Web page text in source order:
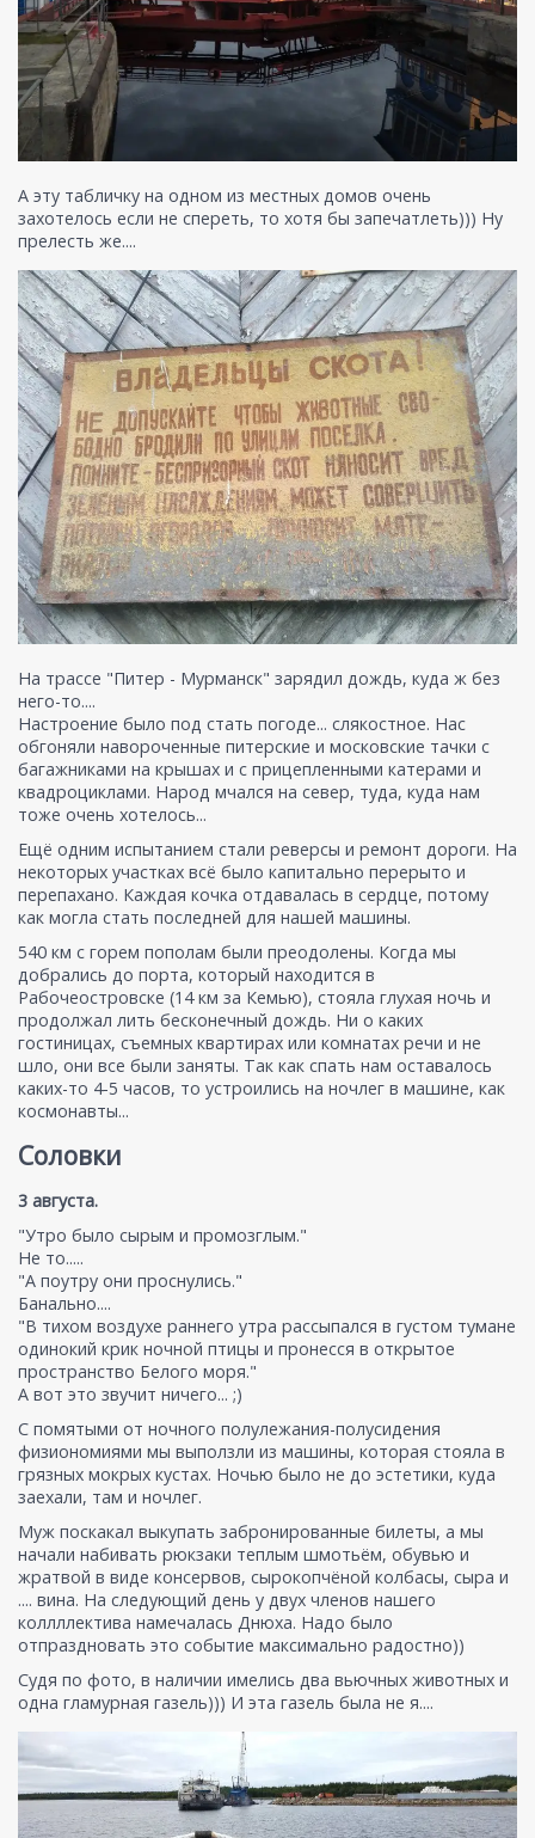
А эту табличку на одном из местных домов очень
захотелось если не спереть, то хотя бы запечатлеть))) Ну
прелесть же....
На трассе "Питер - Мурманск" зарядил дождь, куда ж без
него-то....
Настроение было под стать погоде... слякостное. Нас
обгоняли навороченные питерские и московские тачки с
багажниками на крышах и с прицепленными катерами и
квадроциклами. Народ мчался на север, туда, куда нам
тоже очень хотелось...
Ещё одним испытанием стали реверсы и ремонт дороги. На
некоторых участках всё было капитально перерыто и
перепахано. Каждая кочка отдавалась в сердце, потому
как могла стать последней для нашей машины.
540 км с горем пополам были преодолены. Когда мы
добрались до порта, который находится в
Рабочеостровске (14 км за Кемью), стояла глухая ночь и
продолжал лить бесконечный дождь. Ни о каких
гостиницах, съемных квартирах или комнатах речи и не
шло, они все были заняты. Так как спать нам оставалось
каких-то 4-5 часов, то устроились на ночлег в машине, как
космонавты...
Соловки
3 августа.
"Утро было сырым и промозглым."
Не то.....
"А поутру они проснулись."
Банально....
"В тихом воздухе раннего утра рассыпался в густом тумане
одинокий крик ночной птицы и пронесся в открытое
пространство Белого моря."
А вот это звучит ничего... ;)
С помятыми от ночного полулежания-полусидения
физиономиями мы выползли из машины, которая стояла в
грязных мокрых кустах. Ночью было не до эстетики, куда
заехали, там и ночлег.
Муж поскакал выкупать забронированные билеты, а мы
начали набивать рюкзаки теплым шмотьём, обувью и
жратвой в виде консервов, сырокопчёной колбасы, сыра и
.... вина. На следующий день у двух членов нашего
коллллектива намечалась Днюха. Надо было
отпраздновать это событие максимально радостно))
Судя по фото, в наличии имелись два вьючных животных и
одна гламурная газель))) И эта газель была не я....